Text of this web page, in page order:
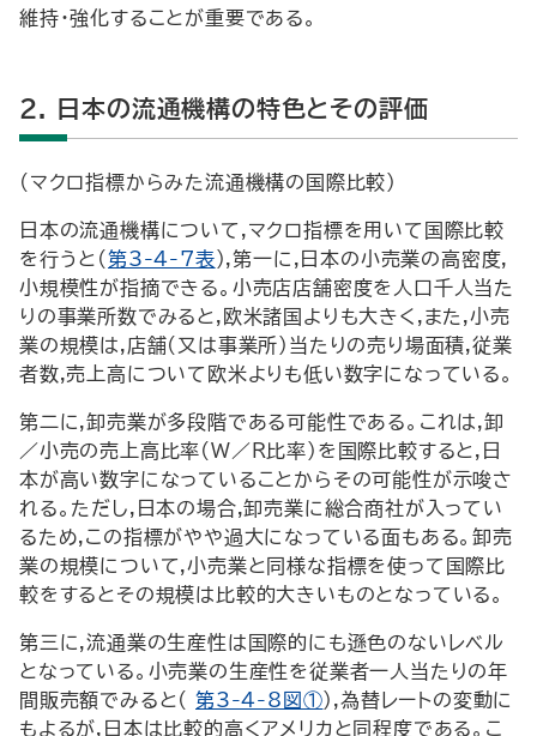
維持・強化することが重要である。
2. 日本の流通機構の特色とその評価
(マクロ指標からみた流通機構の国際比較)
日本の流通機構について,マクロ指標を用いて国際比較
を行うと( 第3-4-7表),第一に,日本の小売業の高密度,
小規模性が指摘できる。小売店店舗密度を人口千人当た
りの事業所数でみると,欧米諸国よりも大きく,また,小売
業の規模は,店舗(又は事業所)当たりの売り場面積,従業
者数,売上高について欧米よりも低い数字になっている。
第二に,卸売業が多段階である可能性である。これは,卸
／小売の売上高比率(W／R比率)を国際比較すると,日
本が高い数字になっていることからその可能性が示唆さ
れる。ただし,日本の場合,卸売業に総合商社が入ってい
るため,この指標がやや過大になっている面もある。卸売
業の規模について,小売業と同様な指標を使って国際比
較をするとその規模は比較的大きいものとなっている。
第三に,流通業の生産性は国際的にも遜色のないレベル
となっている。小売業の生産性を従業者一人当たりの年
間販売額でみると( 第3-4-8図①),為替レートの変動に
もよるが,日本は比較的高くアメリカと同程度である。こ